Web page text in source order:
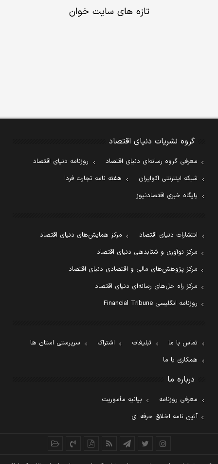
تازه های سایت خوان
گروه نشریات دنیای اقتصاد
معرفی گروه رسانه‌ای دنیای اقتصاد
روزنامه دنیای اقتصاد
شبکه اینترنتی اکوایران
هفته نامه تجارت فردا
پایگاه خبری اقتصادنیوز
انتشارات دنیای اقتصاد
مرکز همایش‌های دنیای اقتصاد
مرکز نوآوری و شتابدهی دنیای اقتصاد
مرکز پژوهش‌های مالی و اقتصادی دنیای اقتصاد
مرکز راه حل‌های رسانه‌ای دنیای اقتصاد
روزنامه انگلیسی Financial Tribune
تماس با ما تبلیغات اشتراک
سرپرستی استان ها
همکاری با ما
درباره ما
معرفی روزنامه
بیانیه مأموریت
آئین نامه اخلاق حرفه ای